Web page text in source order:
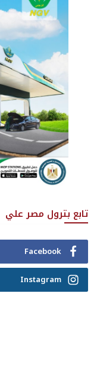
تابع بترول مصر علي
Facebook
Instagram